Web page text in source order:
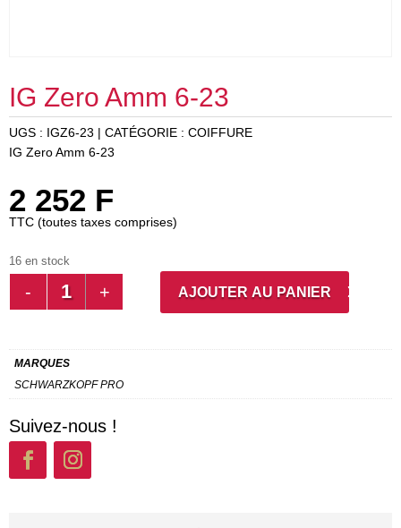
IG Zero Amm 6-23
UGS : IGZ6-23 CATÉGORIE : COIFFURE
IG Zero Amm 6-23
2 252 F
TTC (toutes taxes comprises)
16 en stock
QUANTITÉ
AMM
6-
AJOUTER AU PANIER
MARQUES
SCHWARZKOPF PRO
Suivez-nous !